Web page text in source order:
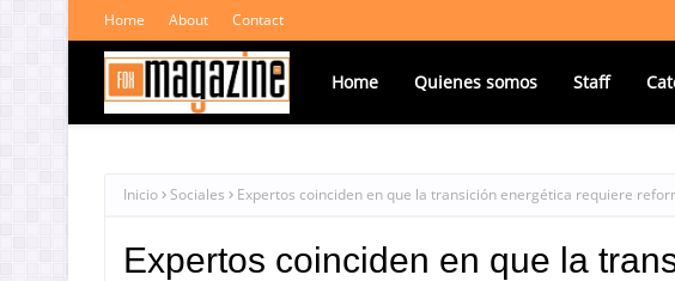
Home About Contact
Home Quienes somos Staff
Inicio Sociales Expertos coinciden en que la transición energética requiere
Expertos coinciden en que la